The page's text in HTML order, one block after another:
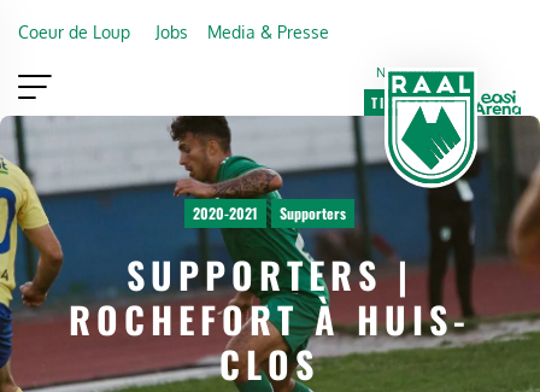
Coeur de Loup Jobs Media & Presse
Newsletter
TICKETING
VIP
FAN SHOP
2020-2021 Supporters
SUPPORTERS |
ROCHEFORT À HUIS-
CLOS